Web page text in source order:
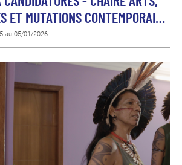
ET MUTATIONS CONTEMPORAI…
au 05/01/2026